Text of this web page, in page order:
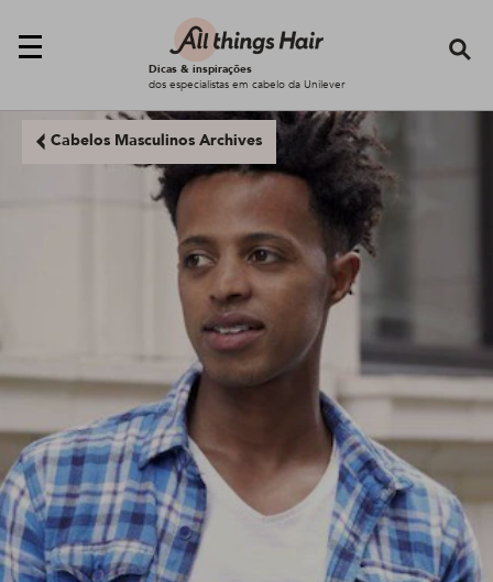
Dicas & inspirações
dos especialistas em cabelo da Unilever
Cabelos Masculinos Archives